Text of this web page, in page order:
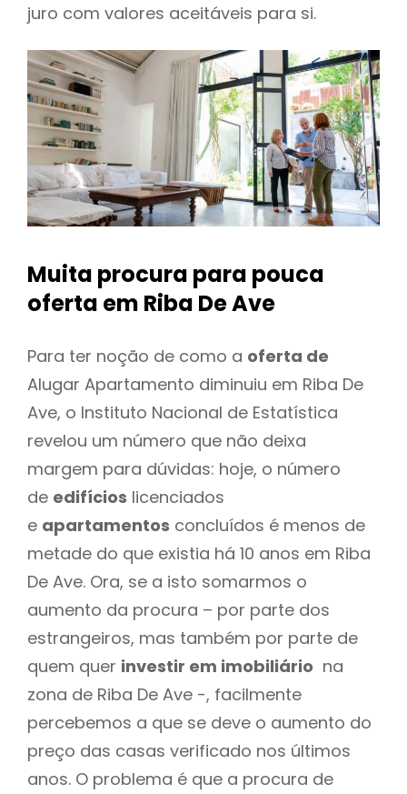
juro com valores aceitáveis para si.
Muita procura para pouca
oferta em Riba De Ave
Para ter noção de como a oferta de
Alugar Apartamento diminuiu em Riba De
Ave, o Instituto Nacional de Estatística
revelou um número que não deixa
margem para dúvidas: hoje, o número
de edifícios licenciados
e apartamentos concluídos é menos de
metade do que existia há 10 anos em Riba
De Ave. Ora, se a isto somarmos o
aumento da procura – por parte dos
estrangeiros, mas também por parte de
quem quer investir em imobiliário na
zona de Riba De Ave -, facilmente
percebemos a que se deve o aumento do
preço das casas verificado nos últimos
anos. O problema é que a procura de